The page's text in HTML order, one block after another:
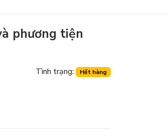
phương tiện
Tình trạng: Hết hàng